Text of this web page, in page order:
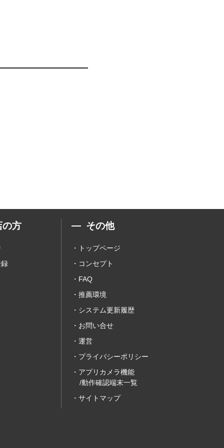
の方 その他
トップページ
コンセプト
FAQ
推薦環境
システム更新履歴
お問い合せ
運営
プライバシーポリシー
アプリカメラ機能
/動作確認端末一覧
サイトマップ